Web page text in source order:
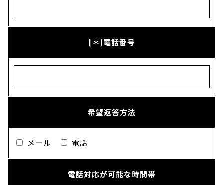
[＊]電話番号
希望返答方法
メール 電話
電話対応が可能な時間帯